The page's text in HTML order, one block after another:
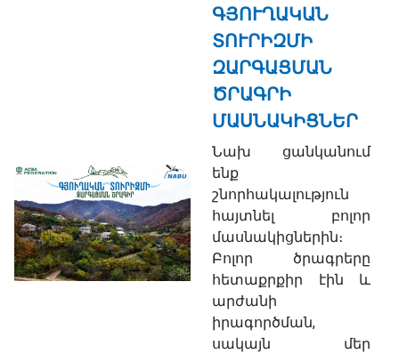
ԳՅՈՒՂԱԿԱՆ
ՏՈՒՐԻԶՄԻ
ԶԱՐԳԱՑՄԱՆ
ԾՐԱԳՐԻ
ՄԱՍՆԱԿԻՑՆԵՐ
Նախ ցանկանում
ենք
շնորհակալություն
հայտնել բոլոր
մասնակիցներին։
Բոլոր ծրագրերը
հետաքրքիր էին և
արժանի
իրագործման,
սակայն մեր